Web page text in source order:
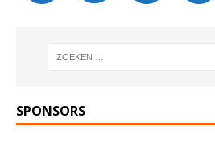
SPONSORS